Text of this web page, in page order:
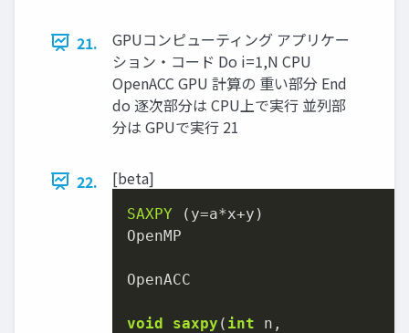
21.
GPUコンピューティング アプリケー
ション・コード Do i=1,N CPU
OpenACC GPU 計算の 重い部分 End
do 逐次部分は CPU上で実行 並列部
分は GPUで実行 21
22. [beta]
SAXPY
OpenMP
OpenACC
void saxpy ( int